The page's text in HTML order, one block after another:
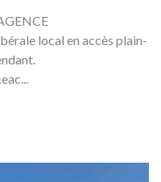
local en accès plain-